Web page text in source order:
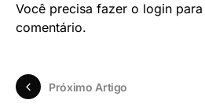
Você precisa fazer o login
comentário.
Próximo Artigo